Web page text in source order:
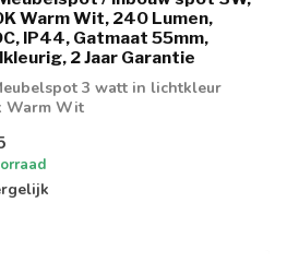
Warm Wit, 240 Lumen,
IP44, Gatmaat 55mm,
2 Jaar Garantie
3 watt in lichtkleur
Warm Wit